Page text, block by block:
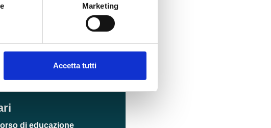
Marketing
Accetta tutti
e
nucleo familiare,
di educazione